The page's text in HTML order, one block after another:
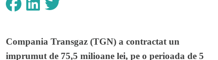
Compania Transgaz (TGN) a contractat un
imprumut de 75,5 milioane lei, pe o perioada de 5